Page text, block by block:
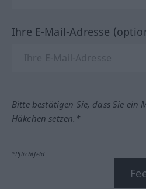
Ihre E-Mail-Adresse
Bitte bestätigen Sie, dass Sie ein
Häkchen setzen.*
*Pflichtfeld